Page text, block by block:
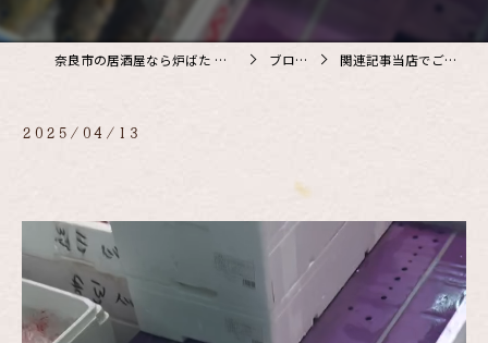
奈良市の居酒屋なら炉ばた 魚源 ブログ 関連記事当店でご利…
2025/04/13